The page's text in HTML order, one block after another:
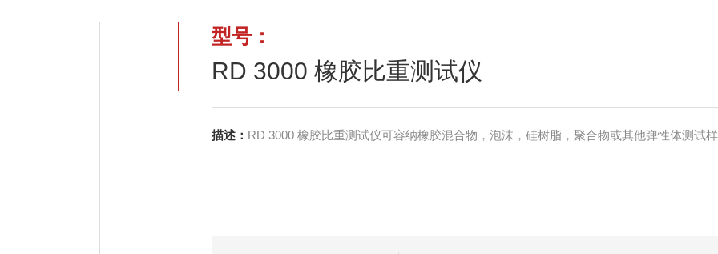
型号：
RD 3000 橡胶比重测试仪
描述： RD 3000 橡胶比重测试仪可容纳橡胶混合物，泡沫，硅树脂，聚合物或其他弹性体测试